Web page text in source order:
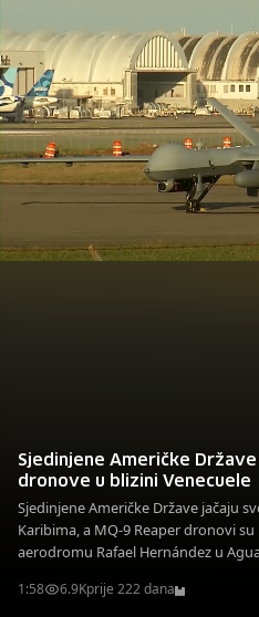
Sjedinjene Američke Države
dronove u blizini Venecuele
Sjedinjene Američke Države jačaju
Karibima, a MQ-9 Reaper dronovi
aerodromu Rafael Hernández u
1:58 6.9Kprije 222 dana